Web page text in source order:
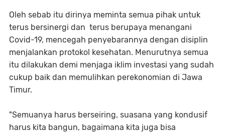
Oleh sebab itu dirinya meminta semua pihak untuk
terus bersinergi dan terus berupaya menangani
Covid-19, mencegah penyebarannya dengan disiplin
menjalankan protokol kesehatan. Menurutnya semua
itu dilakukan demi menjaga iklim investasi yang sudah
cukup baik dan memulihkan perekonomian di Jawa
Timur.
"Semuanya harus berseiring, suasana yang kondusif
harus kita bangun, bagaimana kita juga bisa